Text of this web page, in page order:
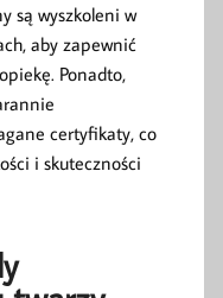
są wyszkoleni w
aby zapewnić
Ponadto,
certyfikaty, co
i skuteczności